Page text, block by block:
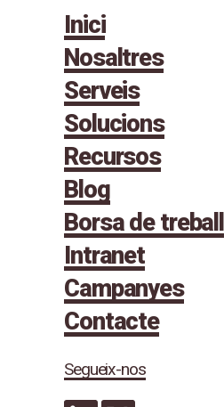
Inici
Nosaltres
Serveis
Solucions
Recursos
Blog
Borsa de treball
Intranet
Campanyes
Contacte
Segueix-nos